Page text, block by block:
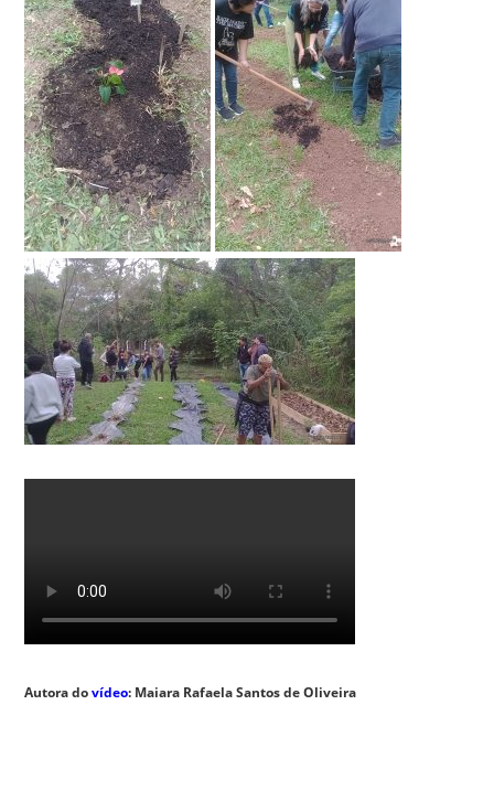
Autora dovídeo: Maiara Rafaela Santos de Oliveira